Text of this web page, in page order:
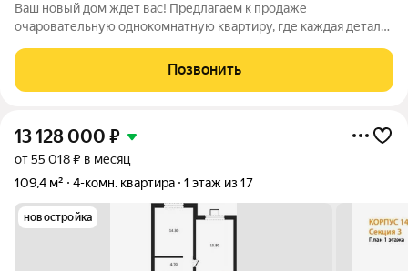
Ваш новый дом ждет вас! Предлагаем к продаже
очаровательную однокомнатную квартиру, где каждая деталь
ремонт позволит вам без лишних хлопот переехать и
наслаждаться жизнью в новом пространстве.
Позвонить
13 128 000 ₽
от 55 018 ₽ в месяц
109,4 м²
4-комн. квартира 1 этаж из 17
новостройка